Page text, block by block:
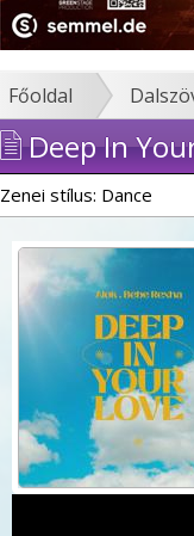
Főoldal
Deep In
Zenei stílus: Dance